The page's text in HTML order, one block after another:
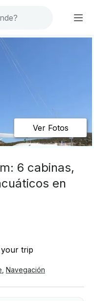
Ver Fotos
6 cabinas,
en
trip
Navegación